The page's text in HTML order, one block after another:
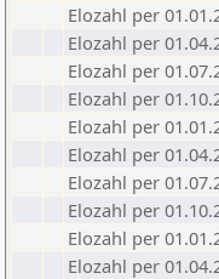
Elozahl per
Elozahl per
Elozahl per
Elozahl per
Elozahl per
Elozahl per
Elozahl per
Elozahl per
Elozahl per
Elozahl per